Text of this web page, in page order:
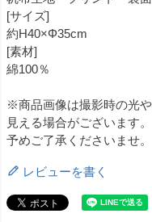
[サイズ]
約H40×Φ35cm
[素材]
綿100％
※商品画像は撮影時の光
見える場合がございます。
予めご了承くださいませ。
レビューを書く